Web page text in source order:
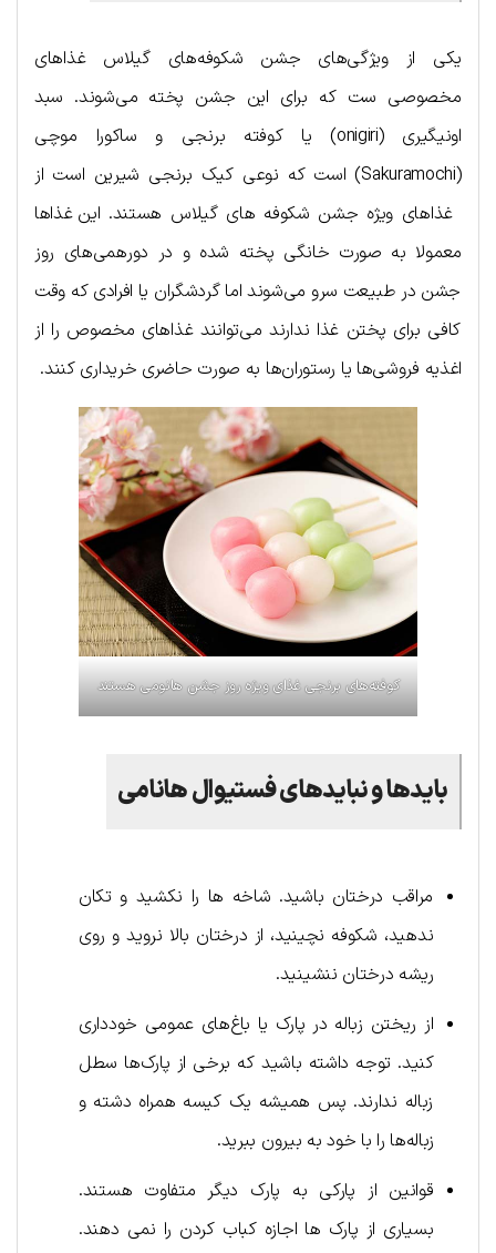
یکی از ویژگی‌های جشن شکوفه‌های گیلاس غذاهای
مخصوصی ست که برای این جشن پخته می‌شوند. سبد
اونیگیری (onigiri) یا کوفته برنجی و ساکورا موچی
(Sakuramochi) است که نوعی کیک برنجی شیرین است از
غذاهای ویژه جشن شکوفه های گیلاس هستند. این غذاها
معمولا به صورت خانگی پخته شده و در دورهمی‌های روز
جشن در طبیعت سرو می‌شوند اما گردشگران یا افرادی که وقت
کافی برای پختن غذا ندارند می‌توانند غذاهای مخصوص را از
اغذیه فروشی‌ها یا رستوران‌ها به صورت حاضری خریداری کنند.
کوفته‌های برنجی غذای ویژه روز جشن هانومی هستند
بایدها و نبایدهای فستیوال هانامی
مراقب درختان باشید. شاخه ها را نکشید و تکان
ندهید، شکوفه نچینید، از درختان بالا نروید و روی
ریشه درختان ننشینید.
از ریختن زباله در پارک یا باغ‌های عمومی خودداری
کنید. توجه داشته باشید که برخی از پارک‌ها سطل
زباله ندارند. پس همیشه یک کیسه همراه دشته و
زباله‌ها را با خود به بیرون ببرید.
قوانین از پارکی به پارک دیگر متفاوت هستند.
بسیاری از پارک ها اجازه کباب کردن را نمی دهند.